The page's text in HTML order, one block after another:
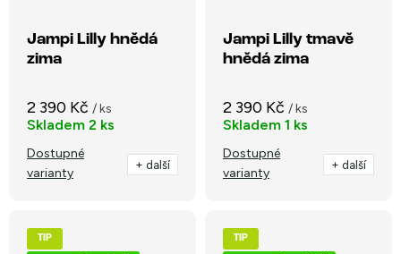
Jampi Lilly hnědá
zima
2 390 Kč / ks
Skladem 2 ks
Dostupné
varianty
+ další
Jampi Lilly tmavě
hnědá zima
2 390 Kč / ks
Skladem 1 ks
Dostupné
varianty
+ další
TIP TIP